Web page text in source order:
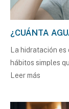
¿CUÁNTA
La hidratación
hábitos simples
Leer más